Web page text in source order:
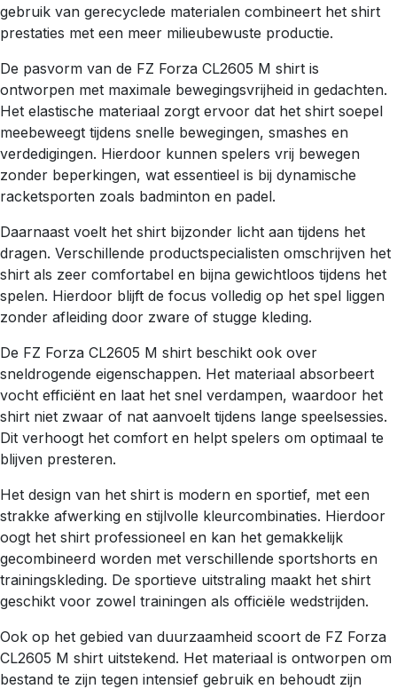
gebruik van gerecyclede materialen combineert het shirt
prestaties met een meer milieubewuste productie.
De pasvorm van de FZ Forza CL2605 M shirt is
ontworpen met maximale bewegingsvrijheid in gedachten.
Het elastische materiaal zorgt ervoor dat het shirt soepel
meebeweegt tijdens snelle bewegingen, smashes en
verdedigingen. Hierdoor kunnen spelers vrij bewegen
zonder beperkingen, wat essentieel is bij dynamische
racketsporten zoals badminton en padel.
Daarnaast voelt het shirt bijzonder licht aan tijdens het
dragen. Verschillende productspecialisten omschrijven het
shirt als zeer comfortabel en bijna gewichtloos tijdens het
spelen. Hierdoor blijft de focus volledig op het spel liggen
zonder afleiding door zware of stugge kleding.
De FZ Forza CL2605 M shirt beschikt ook over
sneldrogende eigenschappen. Het materiaal absorbeert
vocht efficiënt en laat het snel verdampen, waardoor het
shirt niet zwaar of nat aanvoelt tijdens lange speelsessies.
Dit verhoogt het comfort en helpt spelers om optimaal te
blijven presteren.
Het design van het shirt is modern en sportief, met een
strakke afwerking en stijlvolle kleurcombinaties. Hierdoor
oogt het shirt professioneel en kan het gemakkelijk
gecombineerd worden met verschillende sportshorts en
trainingskleding. De sportieve uitstraling maakt het shirt
geschikt voor zowel trainingen als officiële wedstrijden.
Ook op het gebied van duurzaamheid scoort de FZ Forza
CL2605 M shirt uitstekend. Het materiaal is ontworpen om
bestand te zijn tegen intensief gebruik en behoudt zijn